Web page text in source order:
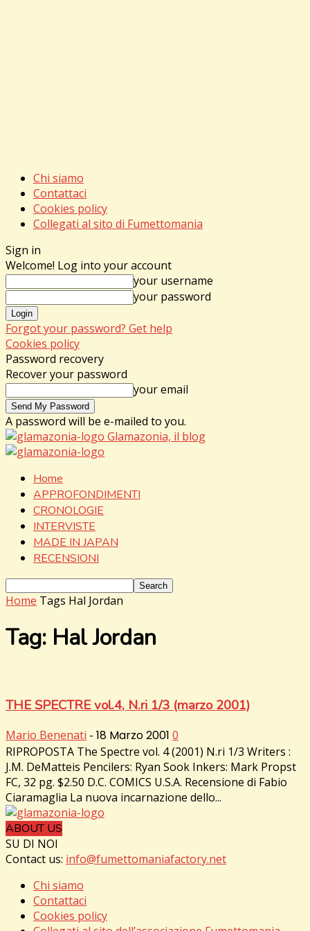
Chi siamo
Contattaci
Cookies policy
Collegati al sito di Fumettomania
Sign in
Welcome! Log into your account
your username
your password
Forgot your password? Get help
Cookies policy
Password recovery
Recover your password
your email
A password will be e-mailed to you.
Glamazonia, il blog
Home
APPROFONDIMENTI
CRONOLOGIE
INTERVISTE
MADE IN JAPAN
RECENSIONI
Home Tags Hal Jordan
Tag: Hal Jordan
THE SPECTRE vol.4, N.ri 1/3 (marzo 2001)
Mario Benenati - 18 Marzo 2001 0
RIPROPOSTA The Spectre vol. 4 (2001) N.ri 1/3 Writers :
J.M. DeMatteis Pencilers: Ryan Sook Inkers: Mark Propst
FC, 32 pg. $2.50 D.C. COMICS U.S.A. Recensione di Fabio
Ciaramaglia La nuova incarnazione dello...
ABOUT US
SU DI NOI
Contact us: info@fumettomaniafactory.net
Chi siamo
Contattaci
Cookies policy